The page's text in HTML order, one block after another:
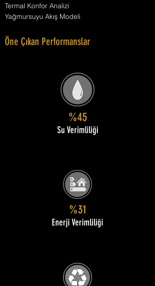
Termal Konfor Analizi
Yağmursuyu Akış Modeli
Öne Çıkan Performanslar
%45
Su Verimliliği
%31
Enerji Verimliliği